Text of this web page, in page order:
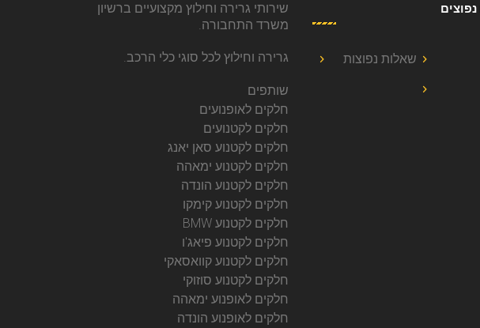
שירותי גרירה וחילוץ מקצועיים ברשיון
משרד התחבורה.
גרירה וחילוץ לכל סוגי כלי הרכב.
שותפים
חלקים לאופנועים
חלקים לקטנועים
חלקים לקטנוע סאן יאנג
חלקים לקטנוע ימאהה
חלקים לקטנוע הונדה
חלקים לקטנוע קימקו
חלקים לקטנוע BMW
חלקים לקטנוע פיאג'ו
חלקים לקטנוע קוואסאקי
חלקים לקטנוע סוזוקי
חלקים לאופנוע ימאהה
חלקים לאופנוע הונדה
נפוצים
שאלות נפוצות